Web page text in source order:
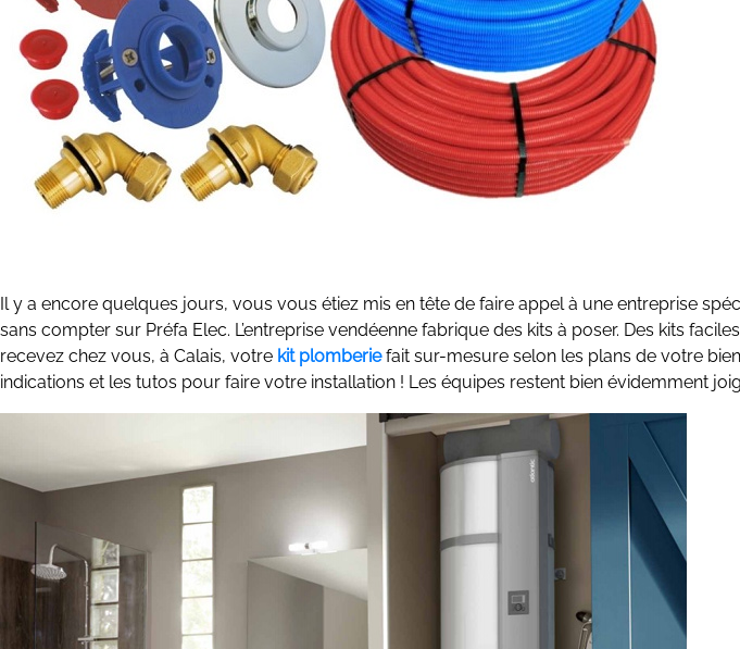
Il y a encore quelques jours, vous vous étiez mis en tête de faire appel à une entreprise
sans compter sur Préfa Elec. L’entreprise vendéenne fabrique des kits à poser. Des kits
recevez chez vous, à Calais, votre kit plomberiefait sur-mesure selon les plans de votre
indications et les tutos pour faire votre installation ! Les équipes restent bien évidemment